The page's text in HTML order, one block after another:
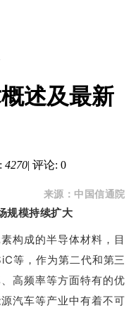
述及最新
4270| 评论: 0
来源： 中国信通院
规模持续扩大
成的半导体材料，目
等，作为第二代和第三
高频率等方面特有的优
汽车等产业中有着不可